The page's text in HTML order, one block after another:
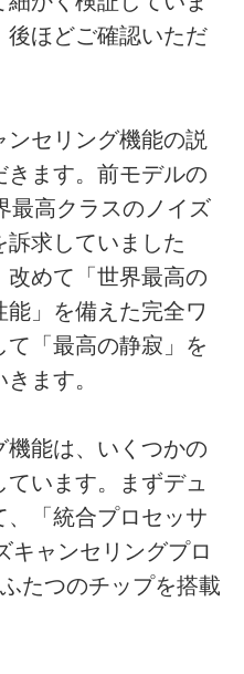
後ほどご確認いただ
セリング機能の説
きます。前モデルの
最高クラスのノイズ
訴求していました
改めて「世界最高の
能」を備えた完全ワ
「最高の静寂」を
ます。
能は、いくつかの
います。まずデュ
、「統合プロセッサ
キャンセリングプロ
たつのチップを搭載